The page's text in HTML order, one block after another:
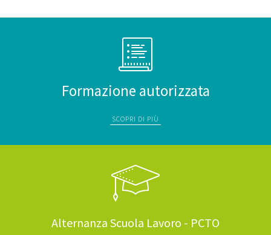
Formazione autorizzata
SCOPRI DI PIÙ
Alternanza Scuola Lavoro - PCTO